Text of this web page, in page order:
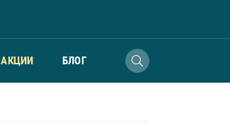
АКЦИИ БЛОГ